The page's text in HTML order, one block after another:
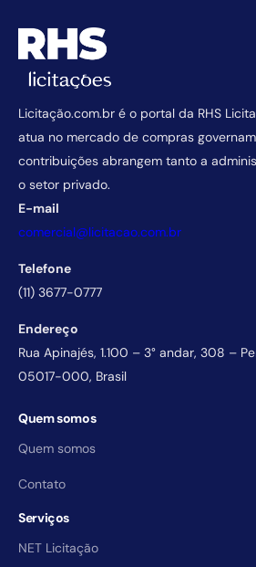
Licitação.com.br é o portal da RHS
atua no mercado de compras
contribuições abrangem tanto a
o setor privado.
E-mail
comercial@licitacao.com.br
Telefone
(11) 3677-0777
Endereço
Rua Apinajés, 1.100 – 3° andar, 308 –
05017-000, Brasil
Quem somos
Quem somos
Contato
Serviços
NET Licitação